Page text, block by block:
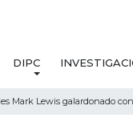
DIPC
Mark Lewis galardonado